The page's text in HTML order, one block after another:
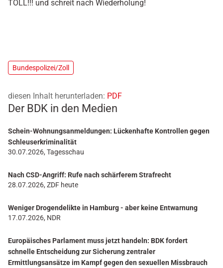
TOLL!!! und schreit nach Wiederholung!
Bundespolizei/Zoll
diesen Inhalt herunterladen: PDF
Der BDK in den Medien
Schein-Wohnungsanmeldungen: Lückenhafte Kontrollen gegen
Schleuserkriminalität
30.07.2026, Tagesschau
Nach CSD-Angriff: Rufe nach schärferem Strafrecht
28.07.2026, ZDF heute
Weniger Drogendelikte in Hamburg - aber keine Entwarnung
17.07.2026, NDR
Europäisches Parlament muss jetzt handeln: BDK fordert
schnelle Entscheidung zur Sicherung zentraler
Ermittlungsansätze im Kampf gegen den sexuellen Missbrauch